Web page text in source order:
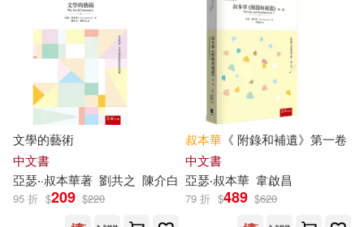
吉林出版集團有限責任公司(1)
商務(1) 海峽文藝出版社(1)
金城出版社(1)
可超商取貨(21)
可海外宅配(21)
可港澳店取(21)
可新加坡店取(21)
文學的藝術
中文書
亞瑟‧·叔本華著 劉共之 陳介白
95 折 $209 $220
叔本華 《 附錄和補遺》第一卷
中文書
亞瑟‧叔本華 韋啟昌
79 折 $489 $620